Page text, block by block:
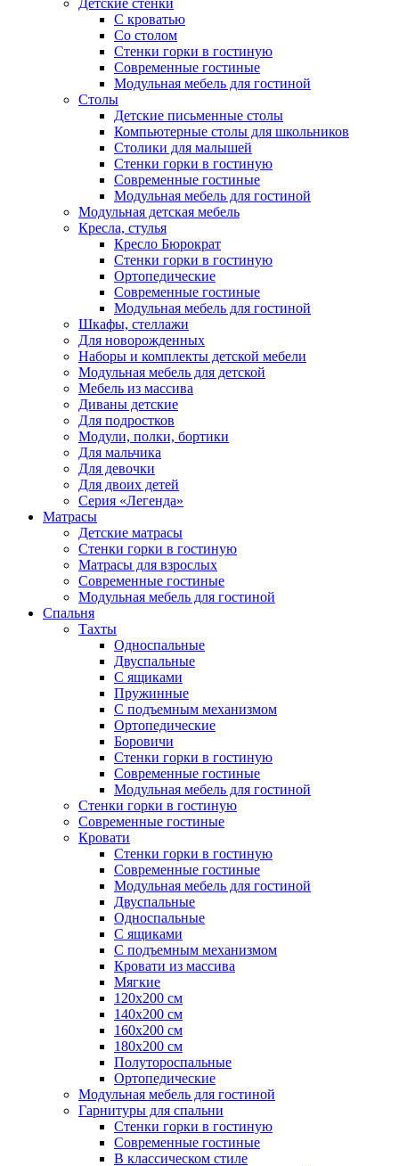
Детские стенки
С кроватью
Со столом
Стенки горки в гостиную
Современные гостиные
Модульная мебель для гостиной
Столы
Детские письменные столы
Компьютерные столы для школьников
Столики для малышей
Стенки горки в гостиную
Современные гостиные
Модульная мебель для гостиной
Модульная детская мебель
Кресла, стулья
Кресло Бюрократ
Стенки горки в гостиную
Ортопедические
Современные гостиные
Модульная мебель для гостиной
Шкафы, стеллажи
Для новорожденных
Наборы и комплекты детской мебели
Модульная мебель для детской
Мебель из массива
Диваны детские
Для подростков
Модули, полки, бортики
Для мальчика
Для девочки
Для двоих детей
Серия «Легенда»
Матрасы
Детские матрасы
Стенки горки в гостиную
Матрасы для взрослых
Современные гостиные
Модульная мебель для гостиной
Спальня
Тахты
Односпальные
Двуспальные
С ящиками
Пружинные
С подъемным механизмом
Ортопедические
Боровичи
Стенки горки в гостиную
Современные гостиные
Модульная мебель для гостиной
Стенки горки в гостиную
Современные гостиные
Кровати
Стенки горки в гостиную
Современные гостиные
Модульная мебель для гостиной
Двуспальные
Односпальные
С ящиками
С подъемным механизмом
Кровати из массива
Мягкие
120х200 см
140х200 см
160х200 см
180х200 см
Полутороспальные
Ортопедические
Модульная мебель для гостиной
Гарнитуры для спальни
Стенки горки в гостиную
Современные гостиные
В классическом стиле